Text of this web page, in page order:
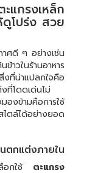
แกรงเหล็ก
ดูโปร่ง สวย
าศดี ๆ อย่างเช่น
าวในร้านอาหาร
น่าแปลกใจคือ
ที่โดดเด่นไม่
ข้ามคือการใช้
ตล์ได้อย่างยอด
ตกแต่งภายใน
ลือกใช้ ตะแกรง